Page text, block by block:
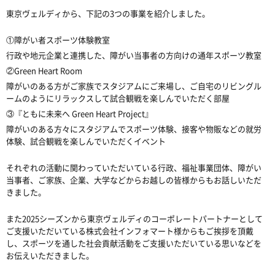
東京ヴェルディから、下記の3つの事業を紹介しました。
①障がい者スポーツ体験教室
行政や地元企業と連携した、障がい当事者の方向けの通年スポーツ教室
②Green Heart Room
障がいのある方がご家族でスタジアムにご来場し、ご自宅のリビングル
ームのようにリラックスして試合観戦を楽しんでいただく部屋
③『ともに未来へ Green Heart Project』
障がいのある方々にスタジアムでスポーツ体験、接客や物販などの就労
体験、試合観戦を楽しんでいただくイベント
それぞれの活動に関わっていただいている行政、福祉事業団体、障がい
当事者、ご家族、企業、大学などからお越しの皆様からもお話しいただ
きました。
また2025シーズンから東京ヴェルディのコーポレートパートナーとして
ご支援いただいている株式会社インフォマート様からもご挨拶を頂戴
し、スポーツを通した社会貢献活動をご支援いただいている思いなどを
お伝えいただきました。